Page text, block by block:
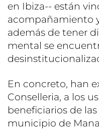
en Ibiza-- están
acompañamiento
además de tener
mental se
En concreto, han
Conselleria, a los
beneficiarios de las
municipio de